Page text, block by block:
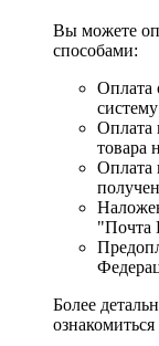
Вы можете
способами:
Оплата
Оплата
товара
Оплата
"Почта
Более
ознакомиться